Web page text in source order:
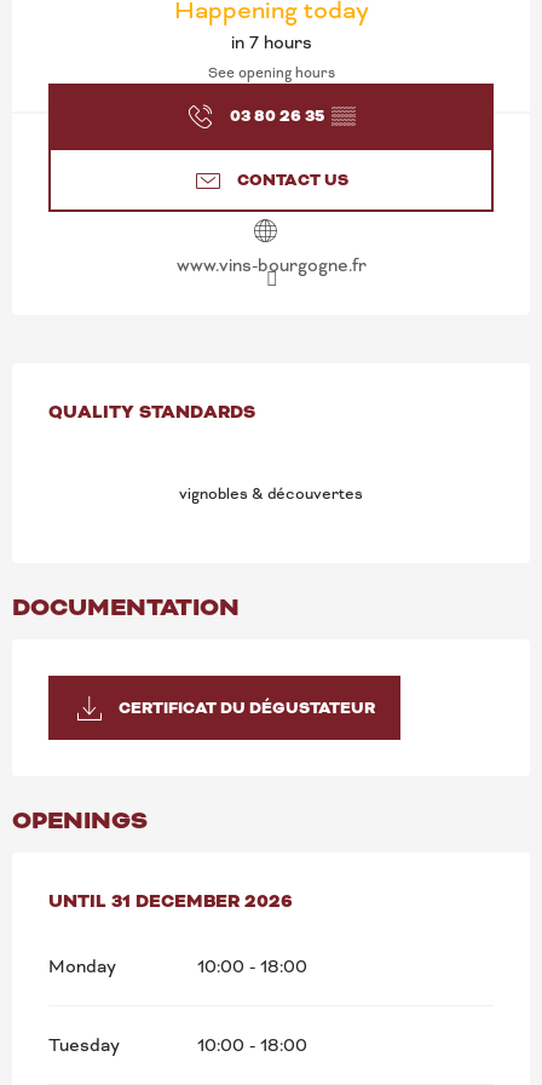
Happening today
in 7 hours
See opening hours
03 80 26 35 ▒▒
CONTACT US
www.vins-bourgogne.fr
SERVICES OFFERED
QUALITY STANDARDS
QUALITY STANDARDS
vignobles & découvertes
DOCUMENTATION
CERTIFICAT DU DÉGUSTATEUR
OPENINGS
FROM5 JANUARY 2026UNTIL
UNTIL 31 DECEMBER 2026
Monday 10:00 - 18:00
Tuesday 10:00 - 18:00